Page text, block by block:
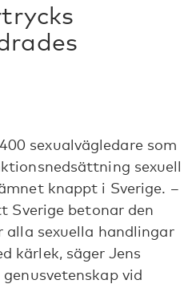
sexualvägledare som
sexuell
knappt i Sverige. –
Sverige betonar den
alla sexuella handlingar
kärlek, säger Jens
vid